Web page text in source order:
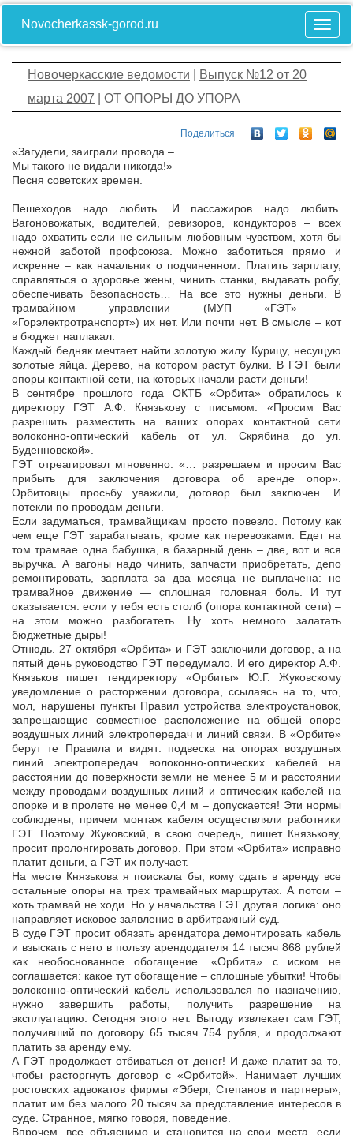
Novocherkassk-gorod.ru
Новочеркасские ведомости
Выпуск №12 от 20
марта 2007 | ОТ ОПОРЫ ДО УПОРА
Поделиться
«Загудели, заиграли провода –
Мы такого не видали никогда!»
Песня советских времен.
Пешеходов надо любить. И пассажиров надо любить.
Вагоновожатых, водителей, ревизоров, кондукторов – всех
надо охватить если не сильным любовным чувством, хотя бы
нежной заботой профсоюза. Можно заботиться прямо и
искренне – как начальник о подчиненном. Платить зарплату,
справляться о здоровье жены, чинить станки, выдавать робу,
обеспечивать безопасность… На все это нужны деньги. В
трамвайном управлении (МУП «ГЭТ» —
«Горэлектротранспорт») их нет. Или почти нет. В смысле – кот
в бюджет наплакал.
Каждый бедняк мечтает найти золотую жилу. Курицу, несущую
золотые яйца. Дерево, на котором растут булки. В ГЭТ были
опоры контактной сети, на которых начали расти деньги!
В сентябре прошлого года ОКТБ «Орбита» обратилось к
директору ГЭТ А.Ф. Князькову с письмом: «Просим Вас
разрешить разместить на ваших опорах контактной сети
волоконно-оптический кабель от ул. Скрябина до ул.
Буденновской».
ГЭТ отреагировал мгновенно: «… разрешаем и просим Вас
прибыть для заключения договора об аренде опор».
Орбитовцы просьбу уважили, договор был заключен. И
потекли по проводам деньги.
Если задуматься, трамвайщикам просто повезло. Потому как
чем еще ГЭТ зарабатывать, кроме как перевозками. Едет на
том трамвае одна бабушка, в базарный день – две, вот и вся
выручка. А вагоны надо чинить, запчасти приобретать, депо
ремонтировать, зарплата за два месяца не выплачена: не
трамвайное движение — сплошная головная боль. И тут
оказывается: если у тебя есть столб (опора контактной сети) –
на этом можно разбогатеть. Ну хоть немного залатать
бюджетные дыры!
Отнюдь. 27 октября «Орбита» и ГЭТ заключили договор, а на
пятый день руководство ГЭТ передумало. И его директор А.Ф.
Князьков пишет гендиректору «Орбиты» Ю.Г. Жуковскому
уведомление о расторжении договора, ссылаясь на то, что,
мол, нарушены пункты Правил устройства электроустановок,
запрещающие совместное расположение на общей опоре
воздушных линий электропередач и линий связи. В «Орбите»
берут те Правила и видят: подвеска на опорах воздушных
линий электропередач волоконно-оптических кабелей на
расстоянии до поверхности земли не менее 5 м и расстоянии
между проводами воздушных линий и оптических кабелей на
опорке и в пролете не менее 0,4 м – допускается! Эти нормы
соблюдены, причем монтаж кабеля осуществляли работники
ГЭТ. Поэтому Жуковский, в свою очередь, пишет Князькову,
просит пролонгировать договор. При этом «Орбита» исправно
платит деньги, а ГЭТ их получает.
На месте Князькова я поискала бы, кому сдать в аренду все
остальные опоры на трех трамвайных маршрутах. А потом –
хоть трамвай не ходи. Но у начальства ГЭТ другая логика: оно
направляет исковое заявление в арбитражный суд.
В суде ГЭТ просит обязать арендатора демонтировать кабель
и взыскать с него в пользу арендодателя 14 тысяч 868 рублей
как необоснованное обогащение. «Орбита» с иском не
соглашается: какое тут обогащение – сплошные убытки! Чтобы
волоконно-оптический кабель использовался по назначению,
нужно завершить работы, получить разрешение на
эксплуатацию. Сегодня этого нет. Выгоду извлекает сам ГЭТ,
получивший по договору 65 тысяч 754 рубля, и продолжают
платить за аренду ему.
А ГЭТ продолжает отбиваться от денег! И даже платит за то,
чтобы расторгнуть договор с «Орбитой». Нанимает лучших
ростовских адвокатов фирмы «Эберг, Степанов и партнеры»,
платит им без малого 20 тысяч за представление интересов в
суде. Странное, мягко говоря, поведение.
Впрочем, все объяснимо и становится на свои места, если